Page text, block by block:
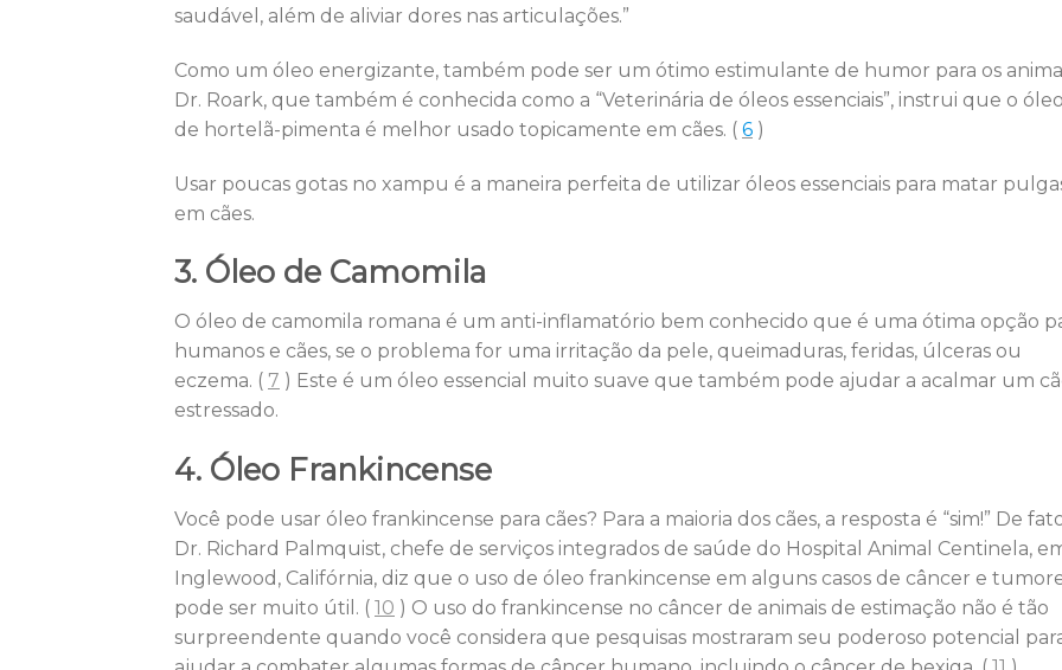
saudável, além de aliviar dores nas articulações.”
Como um óleo energizante, também pode ser um ótimo estimulante de humor para os
Dr. Roark, que também é conhecida como a “Veterinária de óleos essenciais”, instrui que o
de hortelã-pimenta é melhor usado topicamente em cães. ( 6 )
Usar poucas gotas no xampu é a maneira perfeita de utilizar óleos essenciais para matar
em cães.
3. Óleo de Camomila
O óleo de camomila romana é um anti-inflamatório bem conhecido que é uma ótima opção
humanos e cães, se o problema for uma irritação da pele, queimaduras, feridas, úlceras ou
eczema. ( 7 ) Este é um óleo essencial muito suave que também pode ajudar a acalmar um
estressado.
4. Óleo Frankincense
Você pode usar óleo frankincense para cães? Para a maioria dos cães, a resposta é “sim!” De
Dr. Richard Palmquist, chefe de serviços integrados de saúde do Hospital Animal Centinela,
Inglewood, Califórnia, diz que o uso de óleo frankincense em alguns casos de câncer e
pode ser muito útil. ( 10 ) O uso do frankincense no câncer de animais de estimação não é tão
surpreendente quando você considera que pesquisas mostraram seu poderoso potencial